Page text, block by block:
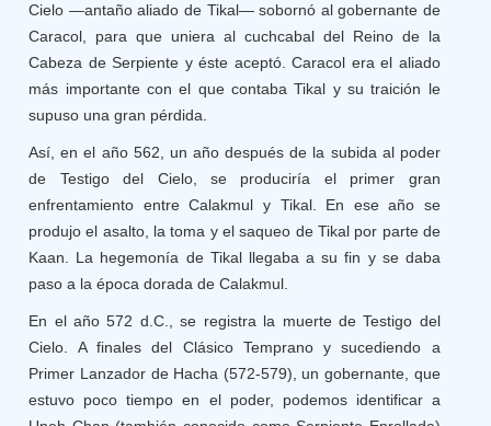
Cielo —antaño aliado de Tikal— sobornó al gobernante de
Caracol, para que uniera al cuchcabal del Reino de la
Cabeza de Serpiente y éste aceptó. Caracol era el aliado
más importante con el que contaba Tikal y su traición le
supuso una gran pérdida.
Así, en el año 562, un año después de la subida al poder
de Testigo del Cielo, se produciría el primer gran
enfrentamiento entre Calakmul y Tikal. En ese año se
produjo el asalto, la toma y el saqueo de Tikal por parte de
Kaan. La hegemonía de Tikal llegaba a su fin y se daba
paso a la época dorada de Calakmul.
En el año 572 d.C., se registra la muerte de Testigo del
Cielo. A finales del Clásico Temprano y sucediendo a
Primer Lanzador de Hacha (572-579), un gobernante, que
estuvo poco tiempo en el poder, podemos identificar a